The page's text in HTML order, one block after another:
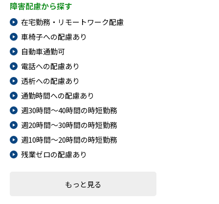
障害配慮から探す
在宅勤務・リモートワーク配慮
車椅子への配慮あり
自動車通勤可
電話への配慮あり
透析への配慮あり
通勤時間への配慮あり
週30時間～40時間の時短勤務
週20時間～30時間の時短勤務
週10時間～20時間の時短勤務
残業ゼロの配慮あり
もっと見る